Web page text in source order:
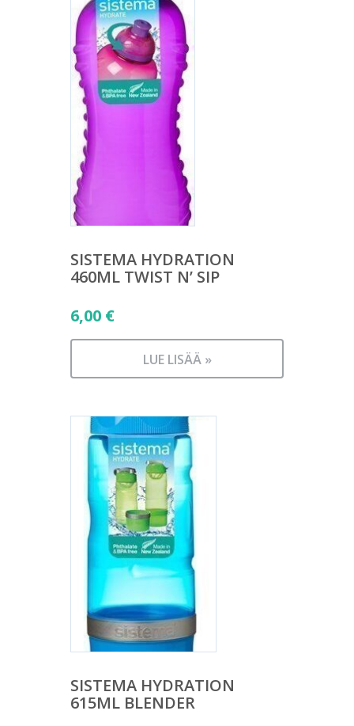
SISTEMA HYDRATION
460ML TWIST N’ SIP
6,00 €
LUE LISÄÄ »
SISTEMA HYDRATION
615ML BLENDER